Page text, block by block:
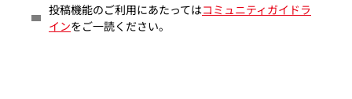
投稿機能のご利用にあたってはコミュニティガイドラ
インをご一読ください。